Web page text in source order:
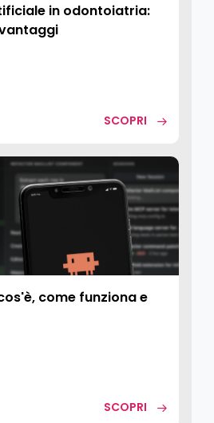
in odontoiatria:
SCOPRI
come funziona e
SCOPRI